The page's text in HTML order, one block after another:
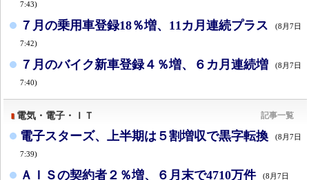
7:43)
７月の乗用車登録18％増、11カ月連続プラス (8月7日
7:42)
７月のバイク新車登録４％増、６カ月連続増 (8月7日
7:40)
電気・電子・ＩＴ 記事一覧
電子スターズ、上半期は５割増収で黒字転換 (8月7日
7:39)
ＡＩＳの契約者２％増、６月末で4710万件 (8月7日